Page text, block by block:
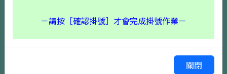
確認掛號 上一頁
－請按［確認掛號］才會完成掛號作業－
關閉